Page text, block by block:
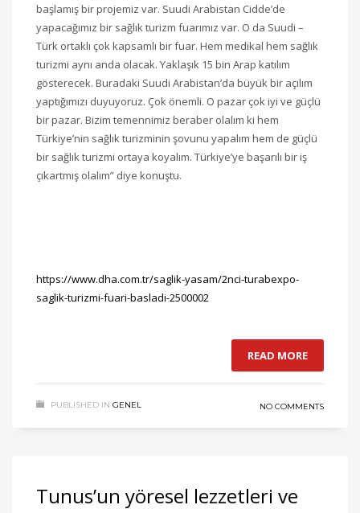
başlamış bir projemiz var. Suudi Arabistan Cidde’de
yapacağımız bir sağlık turizm fuarımız var. O da Suudi –
Türk ortaklı çok kapsamlı bir fuar. Hem medikal hem sağlık
turizmi aynı anda olacak. Yaklaşık 15 bin Arap katılım
gösterecek. Buradaki Suudi Arabistan’da büyük bir açılım
yaptığımızı duyuyoruz. Çok önemli. O pazar çok iyi ve güçlü
bir pazar. Bizim temennimiz beraber olalım ki hem
Türkiye’nin sağlık turizminin şovunu yapalım hem de güçlü
bir sağlık turizmi ortaya koyalım. Türkiye’ye başarılı bir iş
çıkartmış olalım” diye konuştu.
https://www.dha.com.tr/saglik-yasam/2nci-turabexpo-
saglik-turizmi-fuari-basladi-2500002
READ MORE
PUBLISHED IN GENEL NO COMMENTS
Tunus’un yöresel lezzetleri ve